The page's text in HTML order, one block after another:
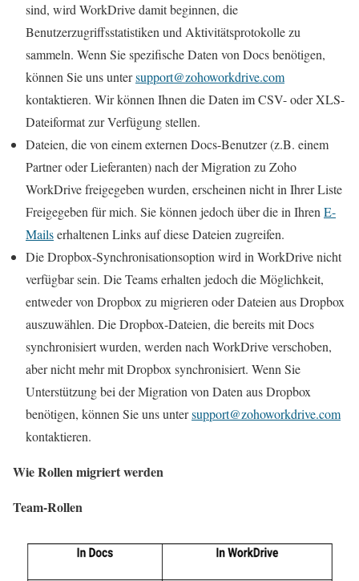
sind, wird WorkDrive damit beginnen, die
Benutzerzugriffsstatistiken und Aktivitätsprotokolle zu
sammeln. Wenn Sie spezifische Daten von Docs benötigen,
können Sie uns untersupport@zohoworkdrive.com
kontaktieren. Wir können Ihnen die Daten im CSV- oder XLS-
Dateiformat zur Verfügung stellen.
Dateien, die von einem externen Docs-Benutzer (z.B. einem
Partner oder Lieferanten) nach der Migration zu Zoho
WorkDrive freigegeben wurden, erscheinen nicht in Ihrer Liste
Freigegeben für mich. Sie können jedoch über die in IhrenE-
Mailserhaltenen Links auf diese Dateien zugreifen.
Die Dropbox-Synchronisationsoption wird in WorkDrive nicht
verfügbar sein. Die Teams erhalten jedoch die Möglichkeit,
entweder von Dropbox zu migrieren oder Dateien aus Dropbox
auszuwählen. Die Dropbox-Dateien, die bereits mit Docs
synchronisiert wurden, werden nach WorkDrive verschoben,
aber nicht mehr mit Dropbox synchronisiert. Wenn Sie
Unterstützung bei der Migration von Daten aus Dropbox
benötigen, können Sie uns untersupport@zohoworkdrive.com
kontaktieren.
Wie Rollen migriert werden
Team-Rollen